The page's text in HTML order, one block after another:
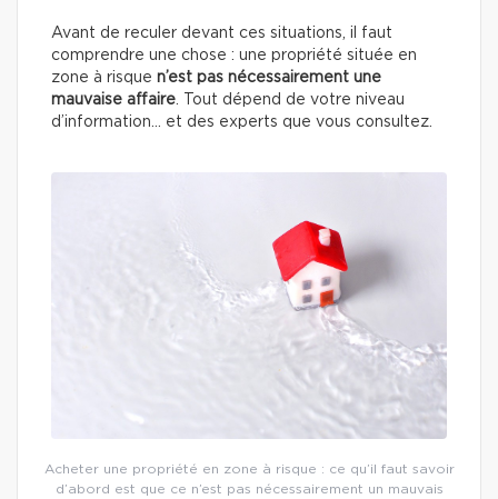
Avant de reculer devant ces situations, il faut
comprendre une chose : une propriété située en
zone à risque n’est pas nécessairement une
mauvaise affaire. Tout dépend de votre niveau
d’information… et des experts que vous consultez.
Acheter une propriété en zone à risque : ce qu’il faut savoir
d’abord est que ce n’est pas nécessairement un mauvais